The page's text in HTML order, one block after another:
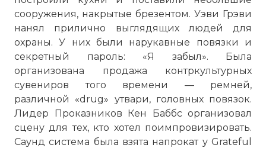
сооружения, накрытые брезентом. Уэви Грэви
нанял прилично выглядящих людей для
охраны. У них были нарукавные повязки и
секретный пароль: «Я забыл». Была
организована продажа контркультурных
сувениров того времени — ремней,
различной «drug» утвари, головных повязок.
Лидер Проказников Кен Баббс организовал
сцену для тех, кто хотел поимпровизировать.
Саунд система была взята напрокат у Grateful